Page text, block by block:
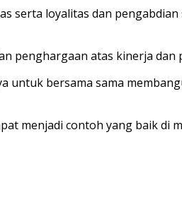
serta loyalitas dan
penghargaan atas kinerja dan
untuk bersama sama
menjadi contoh yang baik di